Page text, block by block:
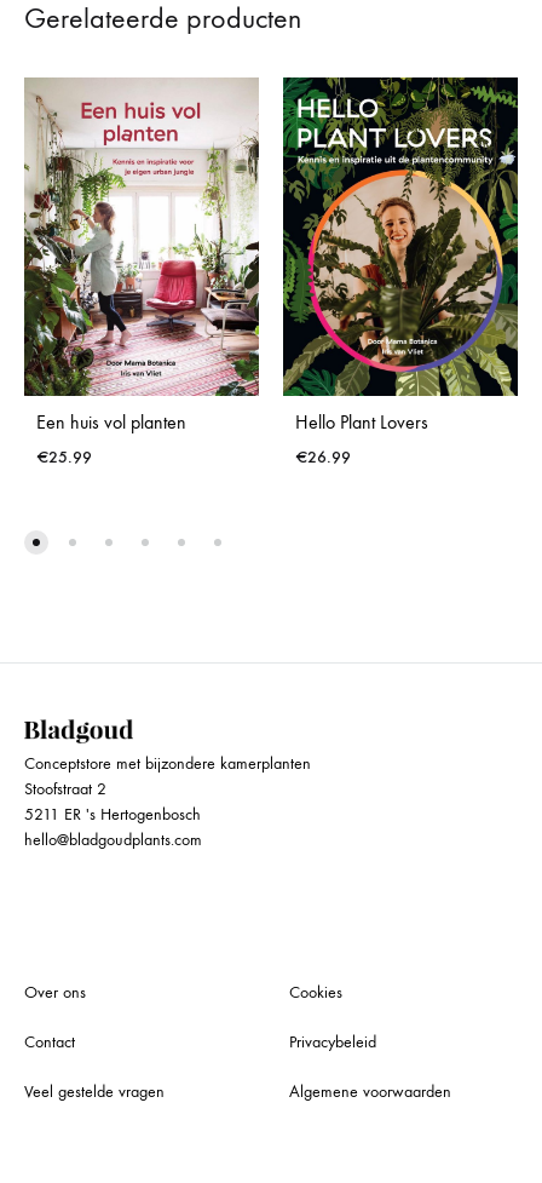
Gerelateerde producten
Een huis vol planten
€25.99
Hello Plant Lovers
€26.99
Conceptstore met bijzondere kamerplanten
Stoofstraat 2
5211 ER 's Hertogenbosch
hello@bladgoudplants.com
Over ons
Contact
Veel gestelde vragen
Cookies
Privacybeleid
Algemene voorwaarden